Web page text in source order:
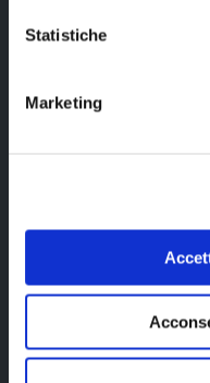
Statistiche
Marketing
UNI EN ISO
www.alittleb.it